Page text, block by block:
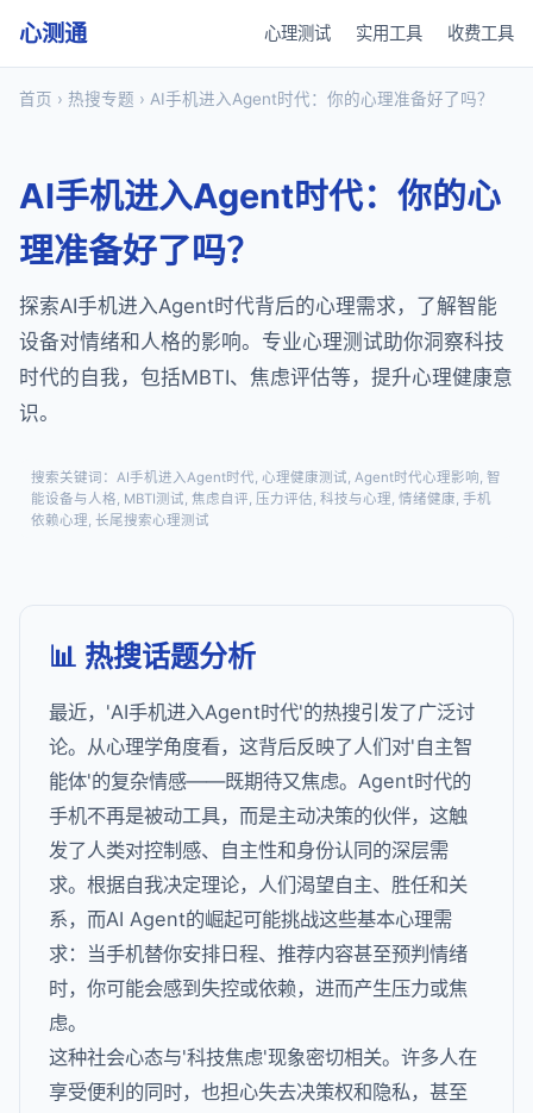
心测通 心理测试 实用工具 收费工具
首页 › 热搜专题 › AI手机进入Agent时代：你的心理准备好了吗？
AI手机进入Agent时代：你的心
理准备好了吗？
探索AI手机进入Agent时代背后的心理需求，了解智能
设备对情绪和人格的影响。专业心理测试助你洞察科技
时代的自我，包括MBTI、焦虑评估等，提升心理健康意
识。
搜索关键词：AI手机进入Agent时代, 心理健康测试, Agent时代心理影响, 智
能设备与人格, MBTI测试, 焦虑自评, 压力评估, 科技与心理, 情绪健康, 手机
依赖心理, 长尾搜索心理测试
📊 热搜话题分析
最近，'AI手机进入Agent时代'的热搜引发了广泛讨
论。从心理学角度看，这背后反映了人们对'自主智
能体'的复杂情感——既期待又焦虑。Agent时代的
手机不再是被动工具，而是主动决策的伙伴，这触
发了人类对控制感、自主性和身份认同的深层需
求。根据自我决定理论，人们渴望自主、胜任和关
系，而AI Agent的崛起可能挑战这些基本心理需
求：当手机替你安排日程、推荐内容甚至预判情绪
时，你可能会感到失控或依赖，进而产生压力或焦
虑。
这种社会心态与'科技焦虑'现象密切相关。许多人在
享受便利的同时，也担心失去决策权和隐私，甚至